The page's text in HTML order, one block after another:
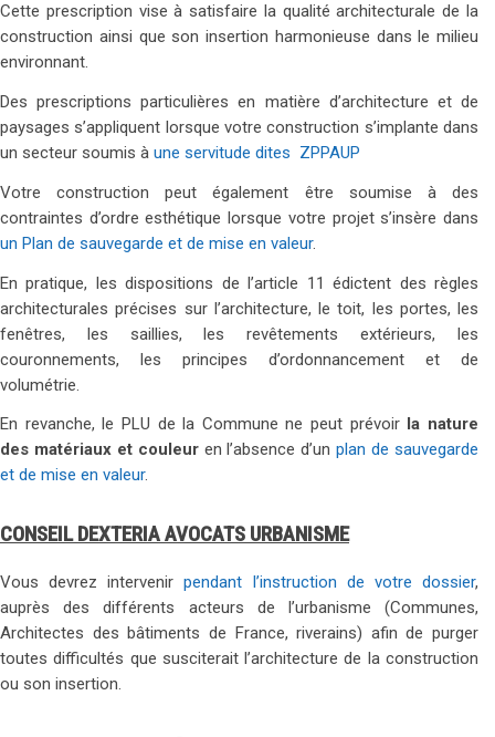
Cette prescription vise à satisfaire la qualité architecturale de la
construction ainsi que son insertion harmonieuse dans le milieu
environnant.
Des prescriptions particulières en matière d’architecture et de
paysages s’appliquent lorsque votre construction s’implante dans
un secteur soumis à une servitude dites ZPPAUP
Votre construction peut également être soumise à des
contraintes d’ordre esthétique lorsque votre projet s’insère dans
un Plan de sauvegarde et de mise en valeur.
En pratique, les dispositions de l’article 11 édictent des règles
architecturales précises sur l’architecture, le toit, les portes, les
fenêtres, les saillies, les revêtements extérieurs, les
couronnements, les principes d’ordonnancement et de
volumétrie.
En revanche, le PLU de la Commune ne peut prévoir la nature
des matériaux et couleuren l’absence d’unplan de sauvegarde
et de mise en valeur.
CONSEIL DEXTERIA AVOCATS URBANISME
Vous devrez intervenirpendant l’instruction de votre dossier,
auprès des différents acteurs de l’urbanisme (Communes,
Architectes des bâtiments de France, riverains) afin de purger
toutes difficultés que susciterait l’architecture de la construction
ou son insertion.